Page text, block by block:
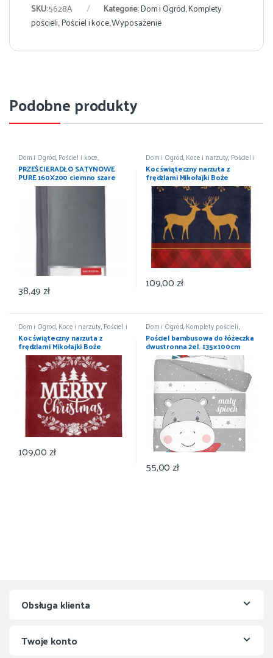
SKU:5628A Kategorie:Dom i Ogród,Komplety
pościeli,Pościel i koce,Wyposażenie
Podobne produkty
Dom i Ogród, Pościel i koce,
Prześcieradła,Wyposażenie
PRZEŚCIERADŁO SATYNOWE
PURE 160X200 ciemno szare
DETEXPOL
38,49zł
Dom i Ogród, Koce i narzuty, Pościel i
koce,Wyposażenie
Koc świąteczny narzuta z
frędzlami Mikołajki Boże
Narodzenie 150×200
109,00zł
Dom i Ogród, Koce i narzuty, Pościel i
koce,Wyposażenie
Koc świąteczny narzuta z
frędzlami Mikołajki Boże
Narodzenie 150×200
109,00zł
Dom i Ogród, Komplety pościeli,
Pościel i koce ,Wyposażenie
Pościel bambusowa do łóżeczka
dwustronna 2el. 135x100cm
MAYA MOO 3530B
55,00zł
Obsługa klienta
Twoje konto